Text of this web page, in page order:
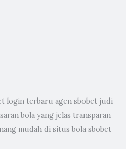
login terbaru agen sbobet judi
bola yang jelas transparan
mudah di situs bola sbobet